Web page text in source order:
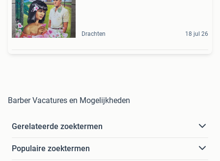
Drachten 18 jul 26
Barber Vacatures en Mogelijkheden
Gerelateerde zoektermen
Populaire zoektermen